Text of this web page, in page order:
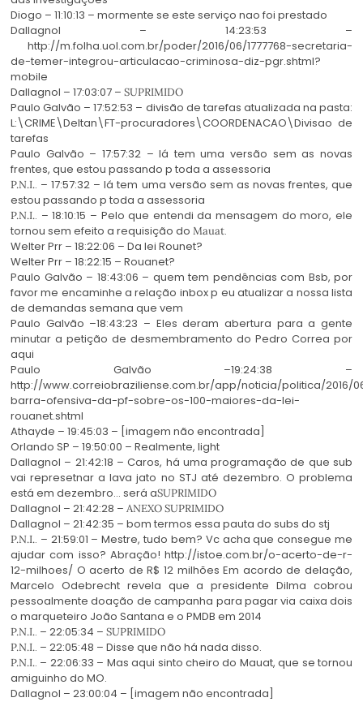
Diogo – 11:10:13 – mormente se este serviço nao foi prestado
Dallagnol – 14:23:53 –
http://m.folha.uol.com.br/poder/2016/06/1777768-secretaria-
de-temer-integrou-articulacao-criminosa-diz-pgr.shtml?
mobile
Dallagnol – 17:03:07 – SUPRIMIDO
Paulo Galvão – 17:52:53 – divisão de tarefas atualizada na pasta:
L:\CRIME\Deltan\FT-procuradores\COORDENACAO\Divisao de
tarefas
Paulo Galvão – 17:57:32 – lá tem uma versão sem as novas
frentes, que estou passando p toda a assessoria
P.N.I.. – 17:57:32 – lá tem uma versão sem as novas frentes, que
estou passando p toda a assessoria
P.N.I.. – 18:10:15 – Pelo que entendi da mensagem do moro, ele
tornou sem efeito a requisição do Mauat.
Welter Prr – 18:22:06 – Da lei Rounet?
Welter Prr – 18:22:15 – Rouanet?
Paulo Galvão – 18:43:06 – quem tem pendências com Bsb, por
favor me encaminhe a relação inbox p eu atualizar a nossa lista
de demandas semana que vem
Paulo Galvão –18:43:23 – Eles deram abertura para a gente
minutar a petição de desmembramento do Pedro Correa por
aqui
Paulo Galvão –19:24:38 –
http://www.correiobraziliense.com.br/app/noticia/politica/2016/
barra-ofensiva-da-pf-sobre-os-100-maiores-da-lei-
rouanet.shtml
Athayde – 19:45:03 – [imagem não encontrada]
Orlando SP – 19:50:00 – Realmente, light
Dallagnol – 21:42:18 – Caros, há uma programação de que sub
vai represetnar a lava jato no STJ até dezembro. O problema
está em dezembro… será aSUPRIMIDO
Dallagnol – 21:42:28 – ANEXO SUPRIMIDO
Dallagnol – 21:42:35 – bom termos essa pauta do subs do stj
P.N.I.. – 21:59:01 – Mestre, tudo bem? Vc acha que consegue me
ajudar com isso? Abração! http://istoe.com.br/o-acerto-de-r-
12-milhoes/ O acerto de R$ 12 milhões Em acordo de delação,
Marcelo Odebrecht revela que a presidente Dilma cobrou
pessoalmente doação de campanha para pagar via caixa dois
o marqueteiro João Santana e o PMDB em 2014
P.N.I.. – 22:05:34 – SUPRIMIDO
P.N.I.. – 22:05:48 – Disse que não há nada disso.
P.N.I.. – 22:06:33 – Mas aqui sinto cheiro do Mauat, que se tornou
amiguinho do MO.
Dallagnol – 23:00:04 – [imagem não encontrada]